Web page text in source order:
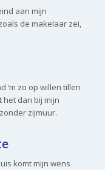
aan mijn
de makelaar zei,
‘m zo op willen tillen
het dan bij mijn
zijmuur.
komt mijn wens